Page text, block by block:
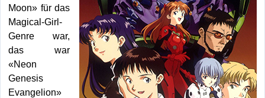
Moon» für das
Magical-Girl-
Genre war,
das war
«Neon
Genesis
Evangelion»